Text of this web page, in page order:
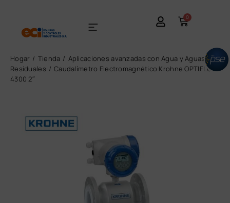
0
Hogar Tienda
Aplicaciones avanzadas con Agua y Aguas
Residuales
Caudalímetro Electromagnético Krohne OPTIFLUX
4300 2″